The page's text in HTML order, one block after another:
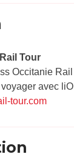
Tour​
Occitanie Rail
avec
tour.com